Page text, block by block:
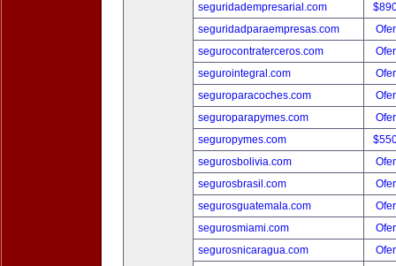
seguridadempresarial.com
seguridadparaempresas.com
segurocontraterceros.com
segurointegral.com
seguroparacoches.com
seguroparapymes.com
seguropymes.com
segurosbolivia.com
segurosbrasil.com
segurosguatemala.com
segurosmiami.com
segurosnicaragua.com